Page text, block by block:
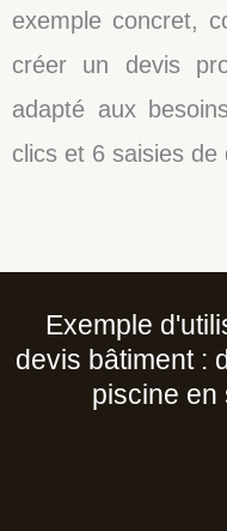
exemple concret,
créer un devis
adapté aux
clics et 6 saisies de
Exemple
devis bâtiment :
piscine en